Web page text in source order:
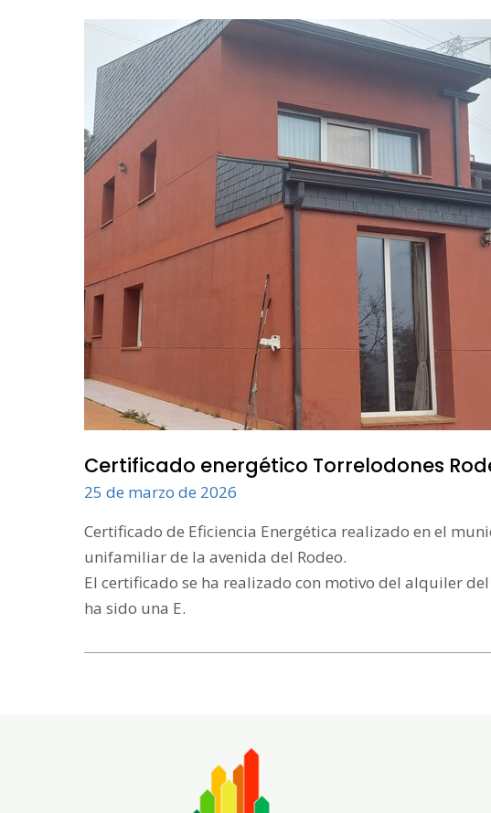
Certificado energético Torrelodones
25 de marzo de 2026
Certificado de Eficiencia Energética realizado en el
unifamiliar de la avenida del Rodeo.
El certificado se ha realizado con motivo del alquiler
ha sido una E.